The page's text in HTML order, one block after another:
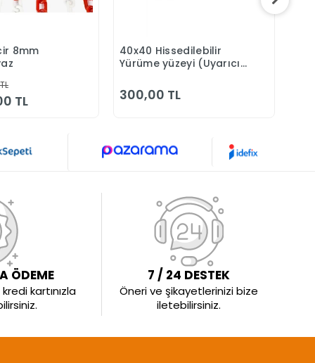
Ekle
8mm
TL
Sepete Ekle
40x40 Hissedilebilir
Yürüme yüzeyi (Uyarıcı
300,00 TL
ÖDEME
kartınızla
7 / 24 DESTEK
Öneri ve şikayetlerinizi bize
iletebilirsiniz.